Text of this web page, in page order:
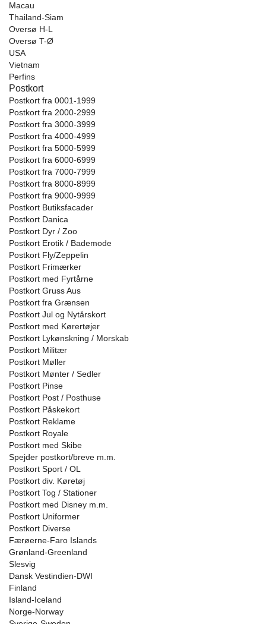
Macau
Thailand-Siam
Oversø H-L
Oversø T-Ø
USA
Vietnam
Perfins
Postkort
Postkort fra 0001-1999
Postkort fra 2000-2999
Postkort fra 3000-3999
Postkort fra 4000-4999
Postkort fra 5000-5999
Postkort fra 6000-6999
Postkort fra 7000-7999
Postkort fra 8000-8999
Postkort fra 9000-9999
Postkort Butiksfacader
Postkort Danica
Postkort Dyr / Zoo
Postkort Erotik / Bademode
Postkort Fly/Zeppelin
Postkort Frimærker
Postkort med Fyrtårne
Postkort Gruss Aus
Postkort fra Grænsen
Postkort Jul og Nytårskort
Postkort med Kørertøjer
Postkort Lykønskning / Morskab
Postkort Militær
Postkort Møller
Postkort Mønter / Sedler
Postkort Pinse
Postkort Post / Posthuse
Postkort Påskekort
Postkort Reklame
Postkort Royale
Postkort med Skibe
Spejder postkort/breve m.m.
Postkort Sport / OL
Postkort div. Køretøj
Postkort Tog / Stationer
Postkort med Disney m.m.
Postkort Uniformer
Postkort Diverse
Færøerne-Faro Islands
Grønland-Greenland
Slesvig
Dansk Vestindien-DWI
Finland
Island-Iceland
Norge-Norway